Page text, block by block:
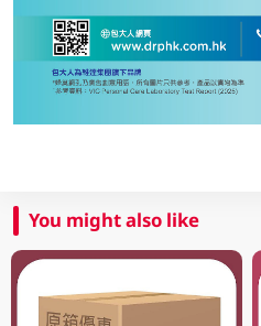
You might also like